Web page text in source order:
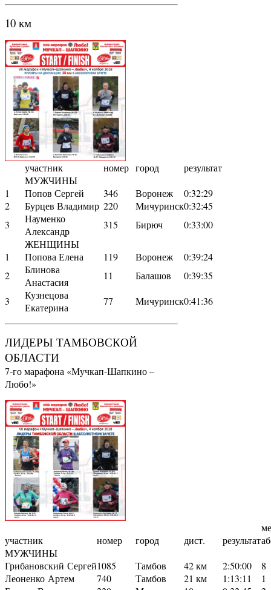
10 км
участник номер город
результат
МУЖЧИНЫ
1
Попов Сергей 346 Воронеж
0:32:29
2
Бурцев Владимир 220 Мичуринск0:32:45
3
Науменко
Александр
315 Бирюч
0:33:00
ЖЕНЩИНЫ
1
Попова Елена 119 Воронеж
0:39:24
2
Блинова
Анастасия
11 Балашов
0:39:35
3
Кузнецова
Екатерина
77 Мичуринск0:41:36
ЛИДЕРЫ ТАМБОВСКОЙ
ОБЛАСТИ
7-го марафона «Мучкап-Шапкино –
Любо!»
участник номер город дист. результат
МУЖЧИНЫ
Грибановский Сергей1085 Тамбов 42 км 2:50:00
8
Леоненко Артем
740 Тамбов 21 км 1:13:11
1